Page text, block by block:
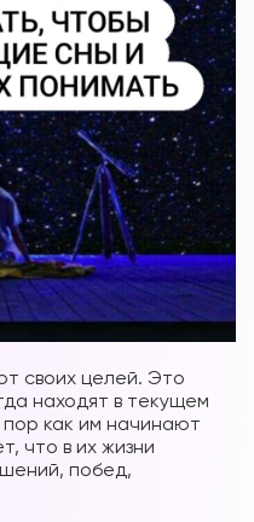
своих целей. Это
находят в текущем
как им начинают
что в их жизни
побед,